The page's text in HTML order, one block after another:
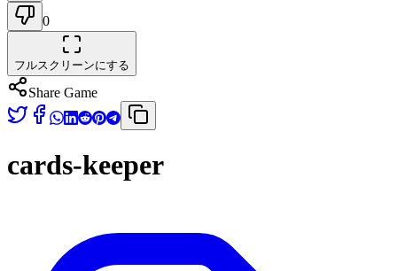
0
フルスクリーンにする
Share Game
cards-keeper